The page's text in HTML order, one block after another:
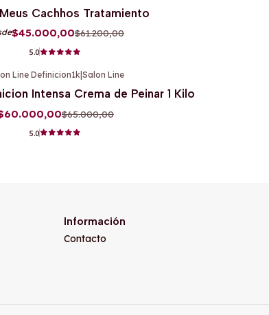
Cachhos Tratamiento
$45.000,00$61.200,00
5.0
Line Definicion1k| Salon Line
Intensa Crema de Peinar 1 Kilo
$65.000,00
5.0
Información
Contacto